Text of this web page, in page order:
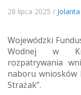
28 lipca 2025 /
Wojewódzki
Wodnej w
rozpatrywania
naboru wniosków
Strażak’’.